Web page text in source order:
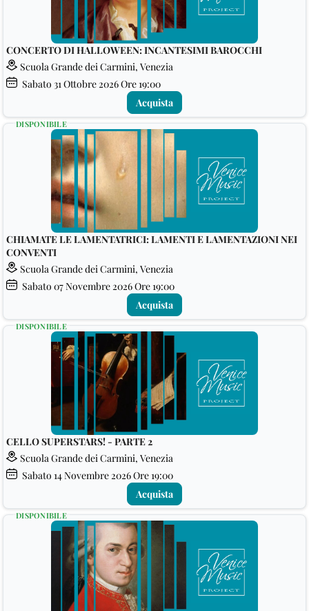
CONCERTO DI HALLOWEEN: INCANTESIMI BAROCCHI
Scuola Grande dei Carmini, Venezia
Sabato 31Ottobre 2026Ore 19:00
Acquista
CHIAMATE LE LAMENTATRICI: LAMENTI E LAMENTAZIONI NEI
CONVENTI
Scuola Grande dei Carmini, Venezia
Sabato 07Novembre 2026Ore 19:00
DISPONIBILE
Acquista
CELLO SUPERSTARS! - PARTE 2
Scuola Grande dei Carmini, Venezia
Sabato 14Novembre 2026Ore 19:00
DISPONIBILE
Acquista
DISPONIBILE